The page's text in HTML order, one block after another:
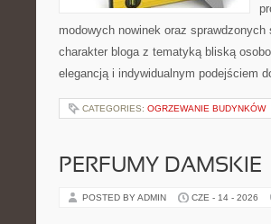
modowych nowinek oraz
charakter bloga z tematyką bliską
elegancją i indywidualnym podejściem
CATEGORIES: OGRZEWANIE BUDYNKÓW
PERFUMY DAMSKIE
POSTED BY ADMIN CZE - 14 - 2026